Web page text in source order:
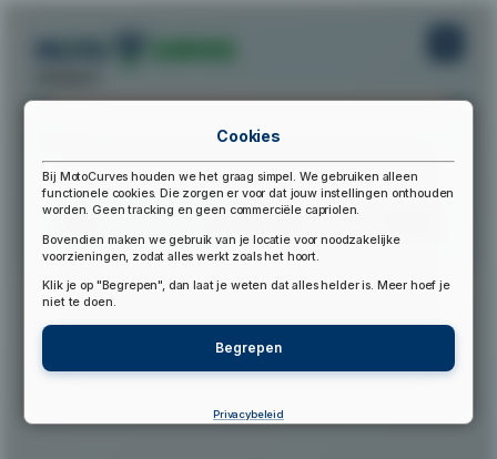
▲
Cookies
Bij MotoCurves houden we het graag simpel. We gebruiken alleen
functionele cookies. Die zorgen er voor dat jouw instellingen onthouden
worden. Geen tracking en geen commerciële capriolen.
Bovendien maken we gebruik van je locatie voor noodzakelijke
voorzieningen, zodat alles werkt zoals het hoort.
Klik je op "Begrepen", dan laat je weten dat alles helder is. Meer hoef je
niet te doen.
Begrepen
Privacybeleid